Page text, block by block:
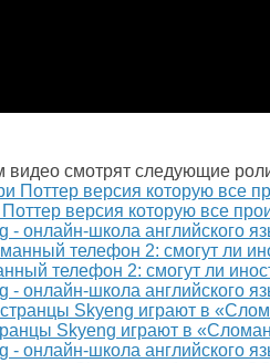
видео смотрят следующие
Поттер версия которую все
- онлайн-школа английского
телефон 2: смогут ли
- онлайн-школа английского
Skyeng играют в
- онлайн-школа английского